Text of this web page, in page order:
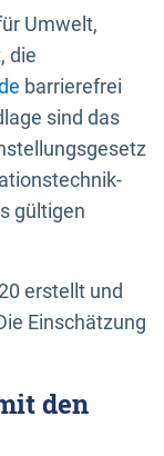
Umwelt,
die
barrierefrei
sind das
gültigen
erstellt und
Einschätzung
den